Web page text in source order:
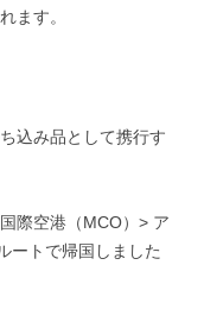
ます。
込み品として携行す
際空港（MCO）> ア
ートで帰国しました